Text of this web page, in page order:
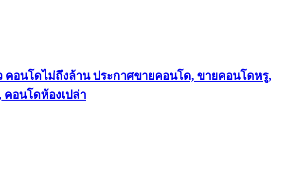
คอนโดไม่ถึงล้าน ประกาศขายคอนโด, ขายคอนโดหรู,
อนโดห้องเปล่า